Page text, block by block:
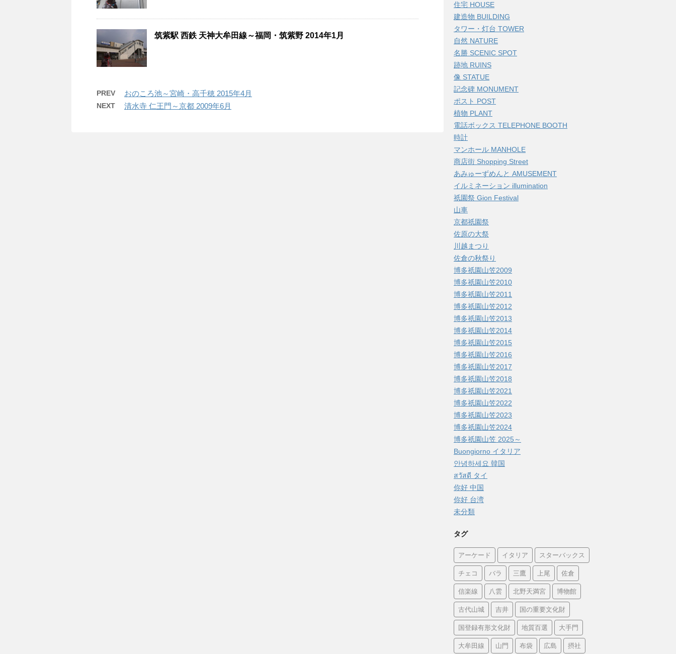
筑紫駅 西鉄 天神大牟田線～福岡・筑紫野 2014年1月
PREV おのころ池～宮崎・高千穂 2015年4月
NEXT 清水寺 仁王門～京都 2009年6月
住宅 HOUSE
建造物 BUILDING
タワー・灯台 TOWER
自然 NATURE
名勝 SCENIC SPOT
跡地 RUINS
像 STATUE
記念碑 MONUMENT
ポスト POST
植物 PLANT
電話ボックス TELEPHONE BOOTH
時計
マンホール MANHOLE
商店街 Shopping Street
あみゅーずめんと AMUSEMENT
イルミネーション illumination
祇園祭 Gion Festival
山車
京都祇園祭
佐原の大祭
川越まつり
佐倉の秋祭り
博多祇園山笠2009
博多祇園山笠2010
博多祇園山笠2011
博多祇園山笠2012
博多祇園山笠2013
博多祇園山笠2014
博多祇園山笠2015
博多祇園山笠2016
博多祇園山笠2017
博多祇園山笠2018
博多祇園山笠2021
博多祇園山笠2022
博多祇園山笠2023
博多祇園山笠2024
博多祇園山笠 2025～
Buongiorno イタリア
안녕하세요 韓国
สวัสดี タイ
你好 中国
你好 台湾
未分類
タグ
アーケード イタリア スターバックス
チェコ バラ 三鷹 上尾 佐倉
信楽線 八雲 北野天満宮 博物館
古代山城 吉井 国の重要文化財
国登録有形文化財 地質百選 大手門
大牟田線 山門 布袋 広島 摂社